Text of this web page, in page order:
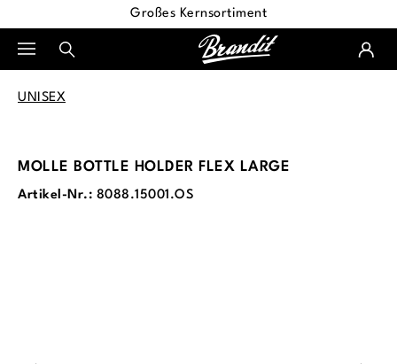
Großes Kernsortiment
UNISEX
MOLLE BOTTLE HOLDER FLEX LARGE
Artikel-Nr.: 8088.15001.OS